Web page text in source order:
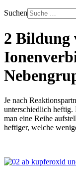
Suchen
2 Bildung
Je nach
unterschiedlich
man eine Reihe
heftiger, welche